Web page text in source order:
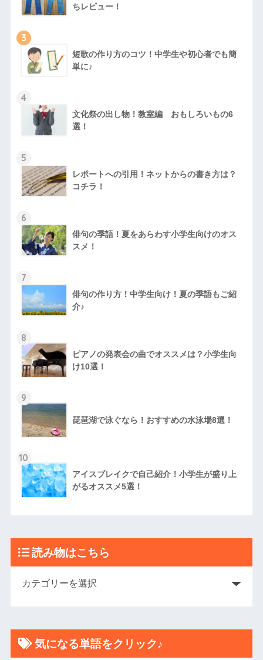
ちレビュー！
3
短歌の作り方のコツ！中学生や初心者でも簡
単に♪
4
文化祭の出し物！教室編 おもしろいもの6
選！
5
レポートへの引用！ネットからの書き方は？
コチラ！
6
俳句の季語！夏をあらわす小学生向けのオス
スメ！
7
俳句の作り方！中学生向け！夏の季語もご紹
介♪
8
ピアノの発表会の曲でオススメは？小学生向
け10選！
9
琵琶湖で泳ぐなら！おすすめの水泳場8選！
10
アイスブレイクで自己紹介！小学生が盛り上
がるオススメ5選！
読み物はこちら
気になる単語をクリック♪